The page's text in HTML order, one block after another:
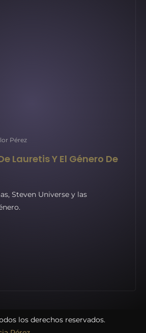
Pérez
Lauretis Y El Género De
Steven Universe y las
los derechos reservados.